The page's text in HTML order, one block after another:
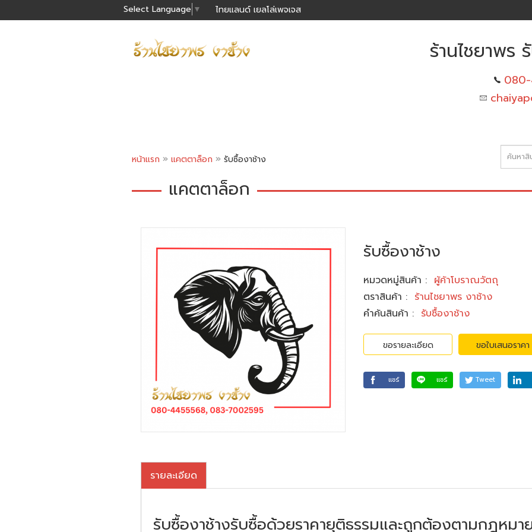
Select Language ▼ ไทยแลนด์ เยลโล่เพจเจส
ร้านไชยาพร
หน้าแรก » แคตตาล็อก » รับซื้องาช้าง
แคตตาล็อก
รับซื้องาช้าง
หมวดหมู่สินค้า : ผู้ค้าโบราณวัตถุ
ตราสินค้า : ร้านไชยาพร งาช้าง
คำค้นสินค้า : รับซื้องาช้าง
ขอรายละเอียด ขอใบเสนอราคา
แชร์ แชร์ Tweet
รายละเอียด
รับซื้องาช้างรับซื้อด้วยราคายุติธรรมและถูกต้องตามกฎหมา